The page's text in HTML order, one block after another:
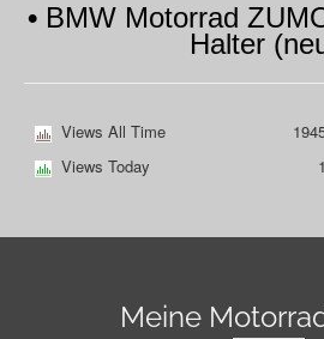
• BMW Motorrad
Halter
Views All Time
Views Today
1
Meine